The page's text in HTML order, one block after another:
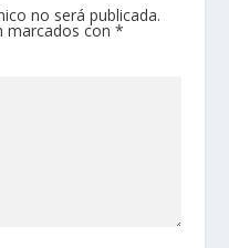
no será publicada.
marcados con *